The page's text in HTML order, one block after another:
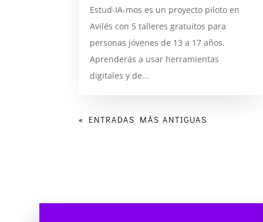
Estud-IA-mos es un proyecto piloto en
Avilés con 5 talleres gratuitos para
personas jóvenes de 13 a 17 años.
Aprenderás a usar herramientas
digitales y de...
« ENTRADAS MÁS ANTIGUAS